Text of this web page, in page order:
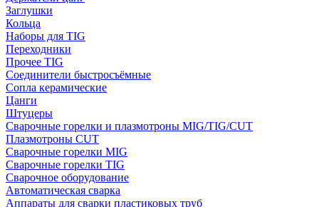
Заглушки
Кольца
Наборы для TIG
Переходники
Прочее TIG
Соединители быстросъёмные
Сопла керамические
Цанги
Штуцеры
Сварочные горелки и плазмотроны MIG/TIG/CUT
Плазмотроны CUT
Сварочные горелки MIG
Сварочные горелки TIG
Сварочное оборудование
Автоматическая сварка
Аппараты для сварки пластиковых труб